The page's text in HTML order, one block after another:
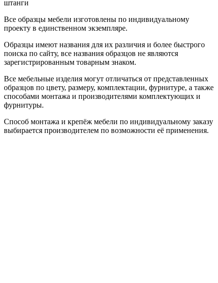
штанги
Все образцы мебели изготовлены по индивидуальному
проекту в единственном экземпляре.
Образцы имеют названия для их различия и более быстрого
поиска по сайту, все названия образцов не являются
зарегистрированным товарным знаком.
Все мебельные изделия могут отличаться от представленных
образцов по цвету, размеру, комплектации, фурнитуре, а также
способами монтажа и производителями комплектующих и
фурнитуры.
Способ монтажа и крепёж мебели по индивидуальному заказу
выбирается производителем по возможности её применения.